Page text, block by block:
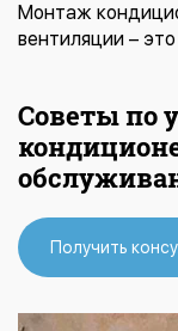
Монтаж
вентиляции –
Советы по
Получить